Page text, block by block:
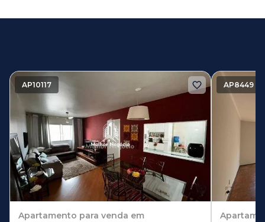
AP10117
Apartamento para venda em
AP8449